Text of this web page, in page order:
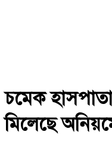
চমেক
মিলেছে